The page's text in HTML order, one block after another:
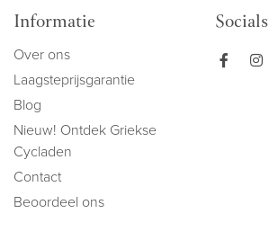
Informatie
Over ons
Laagsteprijsgarantie
Blog
Nieuw! Ontdek Griekse
Cycladen
Contact
Beoordeel ons
Socials